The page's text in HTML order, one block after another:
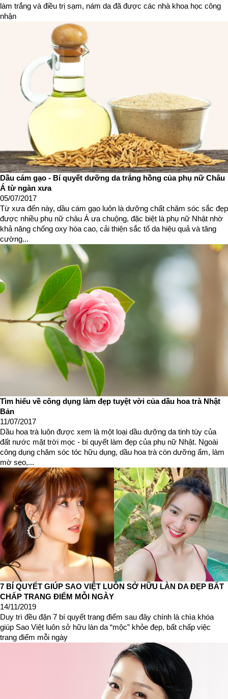
làm trắng và điều trị sạm, nám da đã được các nhà khoa học công
nhận
Dầu cám gạo - Bí quyết dưỡng da trắng hồng của phụ nữ Châu
Á từ ngàn xưa
05/07/2017
Từ xưa đến này, dầu cám gạo luôn là dưỡng chất chăm sóc sắc đẹp
được nhiều phụ nữ châu Á ưa chuộng, đặc biệt là phụ nữ Nhật nhờ
khả năng chống oxy hóa cao, cải thiện sắc tố da hiệu quả và tăng
cường...
Tìm hiểu về công dụng làm đẹp tuyệt vời của dầu hoa trà Nhật
Bản
11/07/2017
Dầu hoa trà luôn được xem là một loại dầu dưỡng da tinh túy của
đất nước mặt trời mọc - bí quyết làm đẹp của phụ nữ Nhật. Ngoài
công dụng chăm sóc tóc hữu dụng, dầu hoa trà còn dưỡng ẩm, làm
mờ sẹo,...
7 BÍ QUYẾT GIÚP SAO VIỆT LUÔN SỞ HỮU LÀN DA ĐẸP BẤT
CHẤP TRANG ĐIỂM MỖI NGÀY
14/11/2019
Duy trì đều đặn 7 bí quyết trang điểm sau đây chính là chìa khóa
giúp Sao Việt luôn sở hữu làn da “mộc” khỏe đẹp, bất chấp việc
trang điểm mỗi ngày